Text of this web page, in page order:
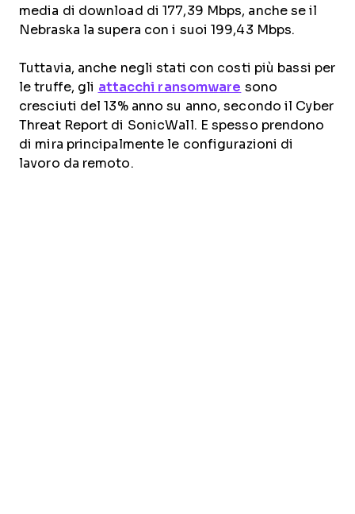
media di download di 177,39 Mbps, anche se il
Nebraska la supera con i suoi 199,43 Mbps.
Tuttavia, anche negli stati con costi più bassi per
le truffe, gli attacchi ransomware sono
cresciuti del 13% anno su anno, secondo il Cyber
Threat Report di SonicWall. E spesso prendono
di mira principalmente le configurazioni di
lavoro da remoto.